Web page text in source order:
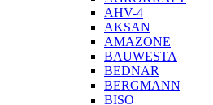
AHV-4
AKSAN
AMAZONE
BAUWESTA
BEDNAR
BERGMANN
BISO